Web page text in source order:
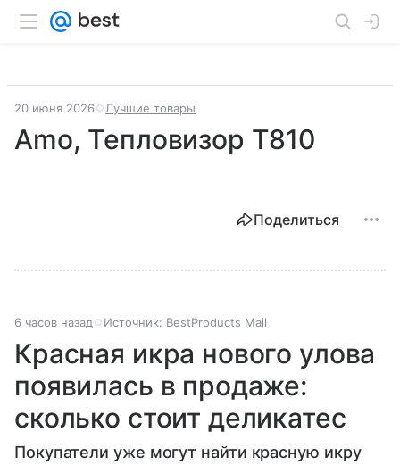
20 июня 2026 Лучшие товары
Amo, Тепловизор T810
Поделиться
6 часов назад Источник: BestProducts Mail
Красная икра нового улова
появилась в продаже:
сколько стоит деликатес
Покупатели уже могут найти красную икру